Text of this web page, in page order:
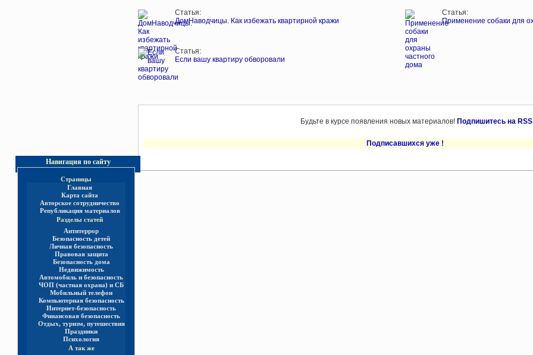
Статья:
ДомНаводчицы. Как избежать квартирной кражи
Статья:
Применение собаки для
Статья:
Если вашу квартиру обворовали
Будьте в курсе появления новых материалов! Подпишитесь на
Подписавшихся уже !
Навигация по сайту
Страницы
Главная
Карта сайта
Авторское сотрудничество
Републикация материалов
Разделы статей
Антитеррор
Безопасность детей
Личная безопасность
Правовая защита
Безопасность дома
Недвижимость
Автомобиль и безопасность
ЧОП (частная охрана) и СБ
Мобильный телефон
Компьютерная безопасность
Интернет-безопасность
Финансовая безопасность
Отдых, туризм, путешествия
Праздники
Психология
А так же